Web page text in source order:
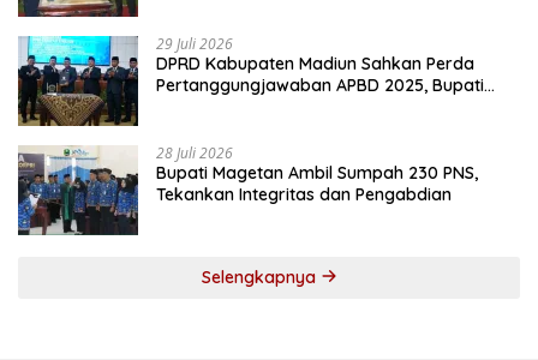
29 Juli 2026
DPRD Kabupaten Madiun Sahkan Perda
Pertanggungjawaban APBD 2025, Bupati
28 Juli 2026
Bupati Magetan Ambil Sumpah 230 PNS,
Tekankan Integritas dan Pengabdian
Selengkapnya